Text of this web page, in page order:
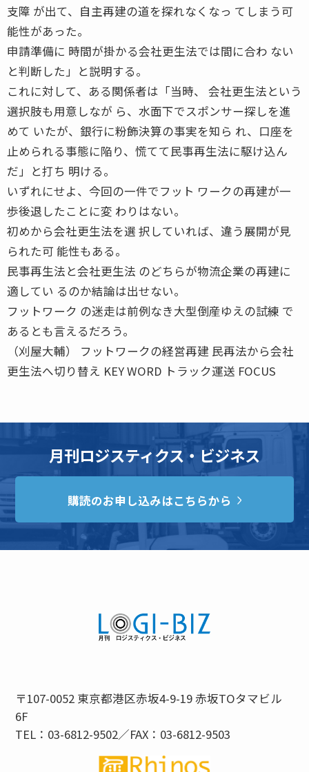
支障 が出て、自主再建の道を探れなくなっ てしまう可
能性があった。
申請準備に 時間が掛かる会社更生法では間に合わ ない
と判断した」と説明する。
これに対して、ある関係者は「当時、 会社更生法という
選択肢も用意しなが ら、水面下でスポンサー探しを進
めて いたが、銀行に粉飾決算の事実を知ら れ、口座を
止められる事態に陥り、慌てて民事再生法に駆け込ん
だ」と打ち 明ける。
いずれにせよ、今回の一件でフット ワークの再建が一
歩後退したことに変 わりはない。
初めから会社更生法を選 択していれば、違う展開が見
られた可 能性もある。
民事再生法と会社更生法 のどちらが物流企業の再建に
適してい るのか結論は出せない。
フットワーク の迷走は前例なき大型倒産ゆえの試練 で
あるとも言えるだろう。
（刈屋大輔） フットワークの経営再建 民再法から会社
更生法へ切り替え KEY WORD トラック運送 FOCUS
月刊ロジスティクス・ビジネス
購読のお申し込みはこちらから
〒107-0052 東京都港区赤坂4-9-19 赤坂TOタマビル
6F
TEL：03-6812-9502／FAX：03-6812-9503